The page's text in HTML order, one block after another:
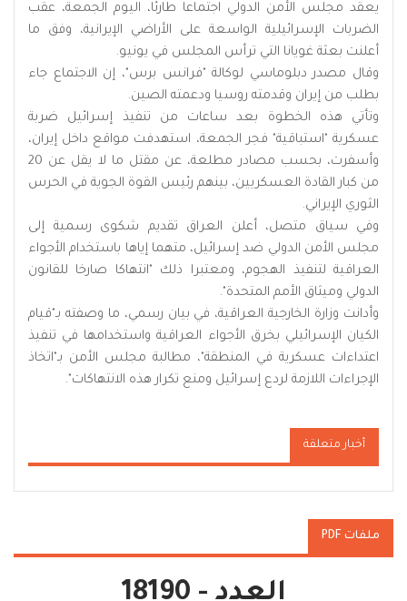
يعقد مجلس الأمن الدولي اجتماعا طارئا، اليوم الجمعة، عقب
الضربات الإسرائيلية الواسعة على الأراضي الإيرانية، وفق ما
أعلنت بعثة غويانا التي ترأس المجلس في يونيو.
وقال مصدر دبلوماسي لوكالة "فرانس برس"، إن الاجتماع جاء
بطلب من إيران وقدمته روسيا ودعمته الصين.
وتأتي هذه الخطوة بعد ساعات من تنفيذ إسرائيل ضربة
عسكرية "استباقية" فجر الجمعة، استهدفت مواقع داخل إيران،
وأسفرت، بحسب مصادر مطلعة، عن مقتل ما لا يقل عن 20
من كبار القادة العسكريين، بينهم رئيس القوة الجوية في الحرس
الثوري الإيراني.
وفي سياق متصل، أعلن العراق تقديم شكوى رسمية إلى
مجلس الأمن الدولي ضد إسرائيل، متهما إياها باستخدام الأجواء
العراقية لتنفيذ الهجوم، ومعتبرا ذلك "انتهاكا صارخا للقانون
الدولي وميثاق الأمم المتحدة".
وأدانت وزارة الخارجية العراقية، في بيان رسمي، ما وصفته بـ"قيام
الكيان الإسرائيلي بخرق الأجواء العراقية واستخدامها في تنفيذ
اعتداءات عسكرية في المنطقة"، مطالبة مجلس الأمن بـ"اتخاذ
الإجراءات اللازمة لردع إسرائيل ومنع تكرار هذه الانتهاكات".
أخبار متعلقة
ملفات PDF
العدد - 18190